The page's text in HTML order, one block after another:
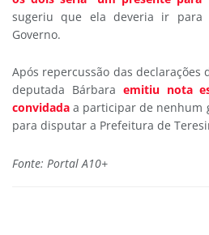
sugeriu que ela deveria ir
Governo.
Após repercussão das declarações
deputada Bárbara emitiu nota
convidada a participar de nenhum
para disputar a Prefeitura de
Fonte: Portal A10+